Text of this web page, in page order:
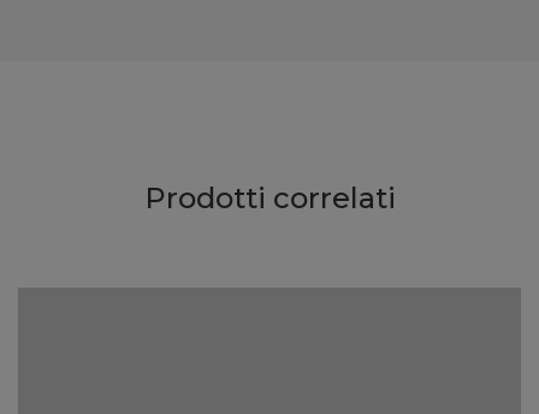
Prodotti correlati